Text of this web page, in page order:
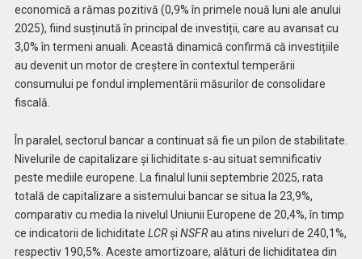
economică a rămas pozitivă (0,9% în primele nouă luni ale anului
2025), fiind susținută în principal de investiții, care au avansat cu
3,0% în termeni anuali. Această dinamică confirmă că investițiile
au devenit un motor de creștere în contextul temperării
consumului pe fondul implementării măsurilor de consolidare
fiscală.
În paralel, sectorul bancar a continuat să fie un pilon de stabilitate.
Nivelurile de capitalizare și lichiditate s-au situat semnificativ
peste mediile europene. La finalul lunii septembrie 2025, rata
totală de capitalizare a sistemului bancar se situa la 23,9%,
comparativ cu media la nivelul Uniunii Europene de 20,4%, în timp
ce indicatorii de lichiditate LCRși NSFRau atins niveluri de 240,1%,
respectiv 190,5%. Aceste amortizoare, alături de lichiditatea din